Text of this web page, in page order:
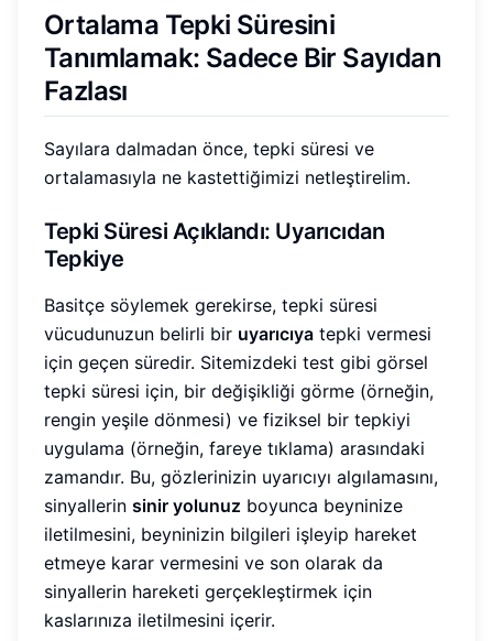
Ortalama Tepki Süresini
Tanımlamak: Sadece Bir Sayıdan
Fazlası
Sayılara dalmadan önce, tepki süresi ve
ortalamasıyla ne kastettiğimizi netleştirelim.
Tepki Süresi Açıklandı: Uyarıcıdan
Tepkiye
Basitçe söylemek gerekirse, tepki süresi
vücudunuzun belirli bir uyarıcıya tepki vermesi
için geçen süredir. Sitemizdeki test gibi görsel
tepki süresi için, bir değişikliği görme (örneğin,
rengin yeşile dönmesi) ve fiziksel bir tepkiyi
uygulama (örneğin, fareye tıklama) arasındaki
zamandır. Bu, gözlerinizin uyarıcıyı algılamasını,
sinyallerin sinir yolunuz boyunca beyninize
iletilmesini, beyninizin bilgileri işleyip hareket
etmeye karar vermesini ve son olarak da
sinyallerin hareketi gerçekleştirmek için
kaslarınıza iletilmesini içerir.